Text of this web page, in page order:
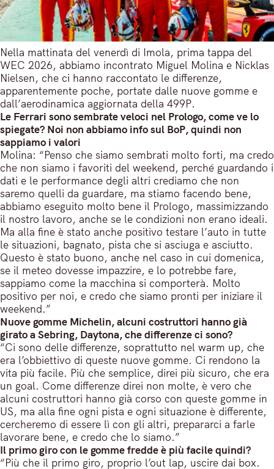
Nella mattinata del venerdì di Imola, prima tappa del
WEC 2026, abbiamo incontrato Miguel Molina e Nicklas
Nielsen, che ci hanno raccontato le differenze,
apparentemente poche, portate dalle nuove gomme e
dall’aerodinamica aggiornata della 499P.
Le Ferrari sono sembrate veloci nel Prologo, come ve lo
spiegate? Noi non abbiamo info sul BoP, quindi non
sappiamo i valori
Molina: “Penso che siamo sembrati molto forti, ma credo
che non siamo i favoriti del weekend, perché guardando i
dati e le performance degli altri crediamo che non
saremo quelli da guardare, ma stiamo facendo bene,
abbiamo eseguito molto bene il Prologo, massimizzando
il nostro lavoro, anche se le condizioni non erano ideali.
Ma alla fine è stato anche positivo testare l’auto in tutte
le situazioni, bagnato, pista che si asciuga e asciutto.
Questo è stato buono, anche nel caso in cui domenica,
se il meteo dovesse impazzire, e lo potrebbe fare,
sappiamo come la macchina si comporterà. Molto
positivo per noi, e credo che siamo pronti per iniziare il
weekend.”
Nuove gomme Michelin, alcuni costruttori hanno già
girato a Sebring, Daytona, che differenze ci sono?
“Ci sono delle differenze, soprattutto nel warm up, che
era l’obbiettivo di queste nuove gomme. Ci rendono la
vita più facile. Più che semplice, direi più sicuro, che era
un goal. Come differenze direi non molte, è vero che
alcuni costruttori hanno già corso con queste gomme in
US, ma alla fine ogni pista e ogni situazione è differente,
cercheremo di essere lì con gli altri, prepararci a farle
lavorare bene, e credo che lo siamo.”
Il primo giro con le gomme fredde è più facile quindi?
“Più che il primo giro, proprio l’out lap, uscire dai box.